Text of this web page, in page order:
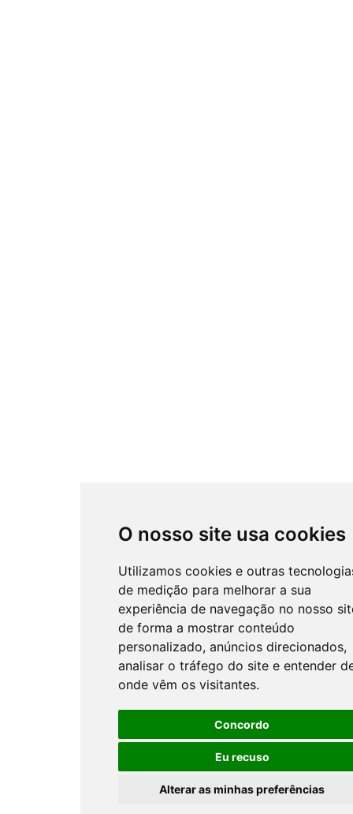
O nosso site usa cookies
Utilizamos cookies e outras
de medição para melhorar a sua
experiência de navegação no nosso
de forma a mostrar conteúdo
personalizado, anúncios direcionados,
analisar o tráfego do site e entender
onde vêm os visitantes.
Concordo
Eu recuso
Alterar as minhas preferências